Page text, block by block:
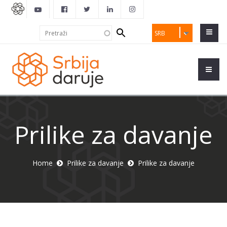
SRB
Search
form
Prilike za davanje
Home Prilike za davanje Prilike za davanje